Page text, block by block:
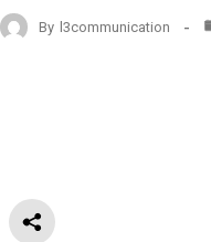
By l3communication